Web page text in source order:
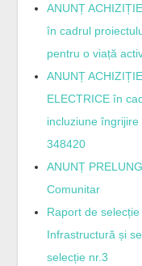
ANUNȚ
în cadrul
pentru o viață
ANUNȚ
ELECTRICE în
incluziune
348420
ANUNȚ
Comunitar
Raport de
Infrastructură și
selecție nr.3